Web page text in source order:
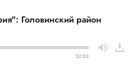
Головинский район
52:03